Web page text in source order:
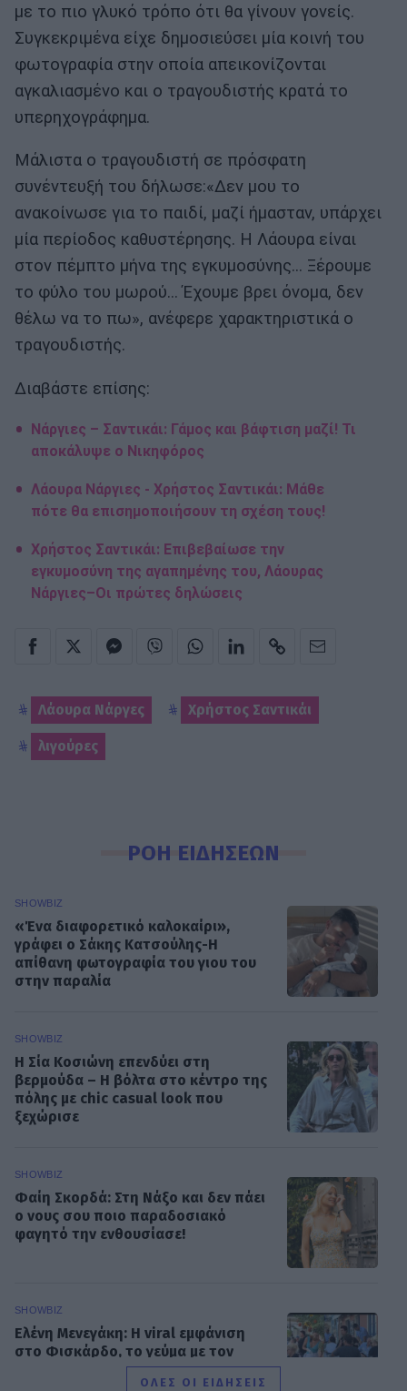
με το πιο γλυκό τρόπο ότι θα γίνουν γονείς.
Συγκεκριμένα είχε δημοσιεύσει μία κοινή του
φωτογραφία στην οποία απεικονίζονται
αγκαλιασμένο και ο τραγουδιστής κρατά το
υπερηχογράφημα.
Μάλιστα ο τραγουδιστή σε πρόσφατη
συνέντευξή του δήλωσε:«Δεν μου το
ανακοίνωσε για το παιδί, μαζί ήμασταν, υπάρχει
μία περίοδος καθυστέρησης. Η Λάουρα είναι
στον πέμπτο μήνα της εγκυμοσύνης... Ξέρουμε
το φύλο του μωρού... Έχουμε βρει όνομα, δεν
θέλω να το πω», ανέφερε χαρακτηριστικά ο
τραγουδιστής.
Διαβάστε επίσης:
Νάργιες – Σαντικάι: Γάμος και βάφτιση μαζί! Τι
αποκάλυψε ο Νικηφόρος
Λάουρα Νάργιες - Χρήστος Σαντικάι: Μάθε
πότε θα επισημοποιήσουν τη σχέση τους!
Χρήστος Σαντικάι: Επιβεβαίωσε την
εγκυμοσύνη της αγαπημένης του, Λάουρας
Νάργιες–Οι πρώτες δηλώσεις
Λάουρα Νάργες Χρήστος Σαντικάι
λιγούρες
ΡΟΗ ΕΙΔΗΣΕΩΝ
SHOWBIZ
«Ένα διαφορετικό καλοκαίρι»,
γράφει ο Σάκης Κατσούλης-Η
απίθανη φωτογραφία του γιου του
στην παραλία
SHOWBIZ
Η Σία Κοσιώνη επενδύει στη
βερμούδα – Η βόλτα στο κέντρο της
πόλης με chic casual look που
ξεχώρισε
SHOWBIZ
Φαίη Σκορδά: Στη Νάξο και δεν πάει
ο νους σου ποιο παραδοσιακό
φαγητό την ενθουσίασε!
SHOWBIZ
Ελένη Μενεγάκη: Η viral εμφάνιση
στο Φισκάρδο, το γεύμα με τον
Παντζόπουλο & η ανάρτηση στα
ΟΛΕΣ ΟΙ ΕΙΔΗΣΕΙΣ